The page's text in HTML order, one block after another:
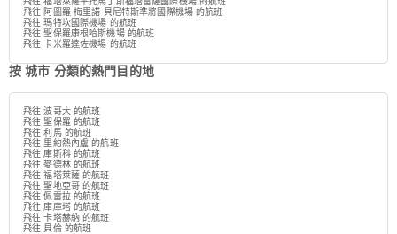
飛往 阿圖羅·梅里諾·貝尼特斯準將國際機場 的航班
飛往 瑪特坎國際機場 的航班
飛往 聖保羅康根哈斯機場 的航班
飛往 卡米羅達佐機場 的航班
按 城市 分類的熱門目的地
飛往 波哥大 的航班
飛往 聖保羅 的航班
飛往 利馬 的航班
飛往 里約熱內盧 的航班
飛往 庫斯科 的航班
飛往 麥德林 的航班
飛往 福塔萊薩 的航班
飛往 聖地亞哥 的航班
飛往 佩雷拉 的航班
飛往 庫庫塔 的航班
飛往 卡塔赫納 的航班
飛往 貝倫 的航班